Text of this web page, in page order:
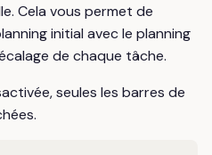
Cela vous permet de
initial avec le planning
de chaque tâche.
seules les barres de